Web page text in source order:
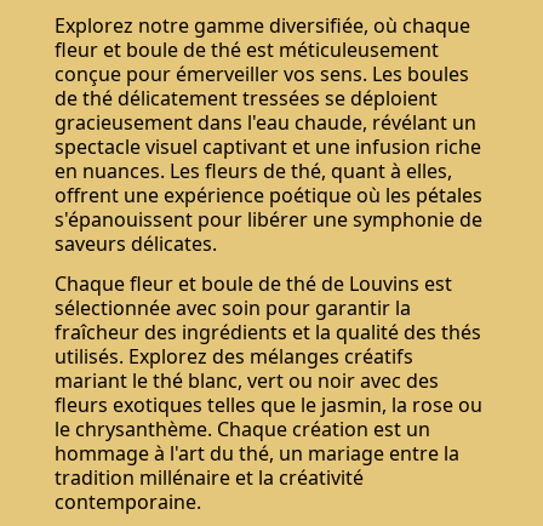
Explorez notre gamme diversifiée, où chaque
fleur et boule de thé est méticuleusement
conçue pour émerveiller vos sens. Les boules
de thé délicatement tressées se déploient
gracieusement dans l'eau chaude, révélant un
spectacle visuel captivant et une infusion riche
en nuances. Les fleurs de thé, quant à elles,
offrent une expérience poétique où les pétales
s'épanouissent pour libérer une symphonie de
saveurs délicates.
Chaque fleur et boule de thé de Louvins est
sélectionnée avec soin pour garantir la
fraîcheur des ingrédients et la qualité des thés
utilisés. Explorez des mélanges créatifs
mariant le thé blanc, vert ou noir avec des
fleurs exotiques telles que le jasmin, la rose ou
le chrysanthème. Chaque création est un
hommage à l'art du thé, un mariage entre la
tradition millénaire et la créativité
contemporaine.